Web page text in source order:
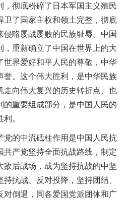
，彻底粉碎了日本军国主义殖民
卫了国家主权和领土完整，彻底
侵略屡战屡败的民族耻辱。中国
，重新确立了中国在世界上的大
世界爱好和平人民的尊敬，中华
誉。这个伟大胜利，是中华民族
走向伟大复兴的历史转折点、也
的重要组成部分，是中国人民的
。
的中流砥柱作用是中国人民抗
共产党坚持全面抗战路线，制定
敌后战场，成为坚持抗战的中坚
抗战、反对投降，坚持团结、
对倒退，同各爱国党派团体和广